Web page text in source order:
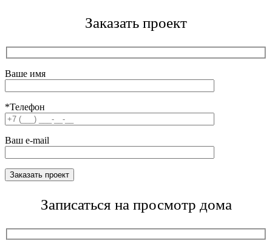
Заказать проект
Ваше имя
*Телефон
Ваш e-mail
Записаться на просмотр дома